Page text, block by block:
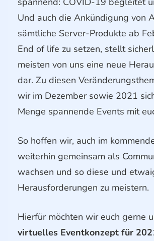
Und auch die Ankündigung von
sämtliche Server-Produkte ab
End of life zu setzen, stellt
meisten von uns eine neue
dar. Zu diesen
wir im Dezember sowie 2021
Menge spannende Events mit
So hoffen wir, auch im
weiterhin gemeinsam als
wachsen und so diese und
Herausforderungen zu meistern.
Hierfür möchten wir euch gerne
virtuelles Eventkonzept für